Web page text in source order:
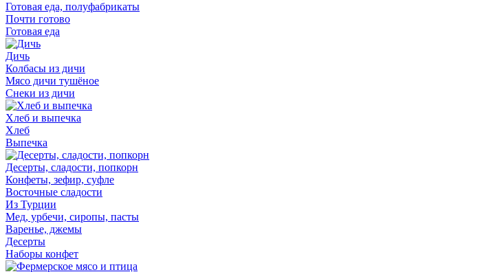
Готовая еда, полуфабрикаты
Почти готово
Готовая еда
Дичь
Колбасы из дичи
Мясо дичи тушёное
Снеки из дичи
Хлеб и выпечка
Хлеб
Выпечка
Десерты, сладости, попкорн
Конфеты, зефир, суфле
Восточные сладости
Из Турции
Мед, урбечи, сиропы, пасты
Варенье, джемы
Десерты
Наборы конфет